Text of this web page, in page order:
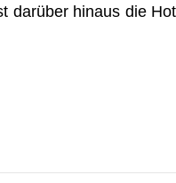
dar­über hin­aus die